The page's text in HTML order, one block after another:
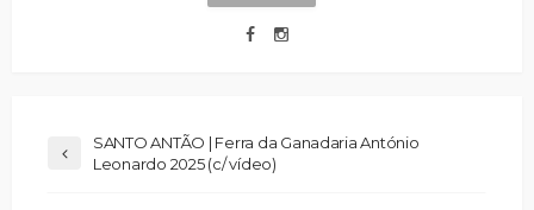
SANTO ANTÃO | Ferra da Ganadaria António
Leonardo 2025 (c/ vídeo)